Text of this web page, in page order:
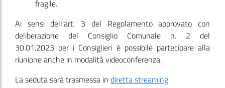
fragile.
Ai sensi dell'art. 3 del Regolamento approvato con
deliberazione del Consiglio Comunale n. 2 del
30.01.2023 per i Consiglieri è possibile partecipare alla
riunione anche in modalità videoconferenza.
La seduta sarà trasmessa in diretta streaming